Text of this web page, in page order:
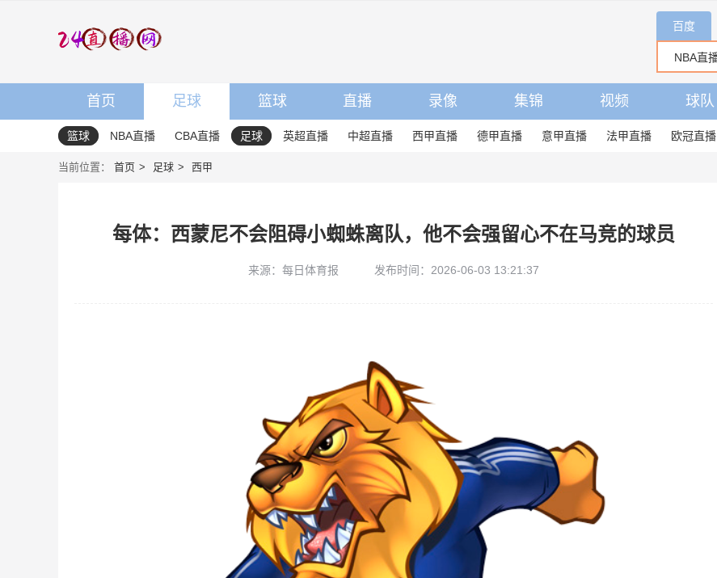
百度
首页 足球 篮球 直播 录像 集锦 视频 球队
篮球 NBA直播 CBA直播 足球 英超直播 中超直播 西甲直播 德甲直播 意甲直播 法甲直播 欧冠直播
当前位置： 首页 足球 西甲
每体：西蒙尼不会阻碍小蜘蛛离队，他不会强留心不在马竞的球员
来源：每日体育报 发布时间：2026-06-03 13:21:37